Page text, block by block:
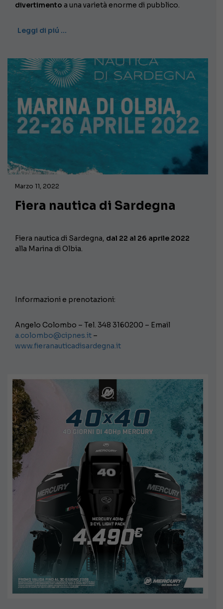
divertimento a una varietà enorme di pubblico.
Leggi di piú …
Marzo 11, 2022
Fiera nautica di Sardegna
Fiera nautica di Sardegna, dal 22 al 26 aprile 2022
alla Marina di Olbia.
Informazioni e prenotazioni:
Angelo Colombo – Tel. 348 3160200 – Email
a.colombo@cipnes.it –
www.fieranauticadisardegna.it